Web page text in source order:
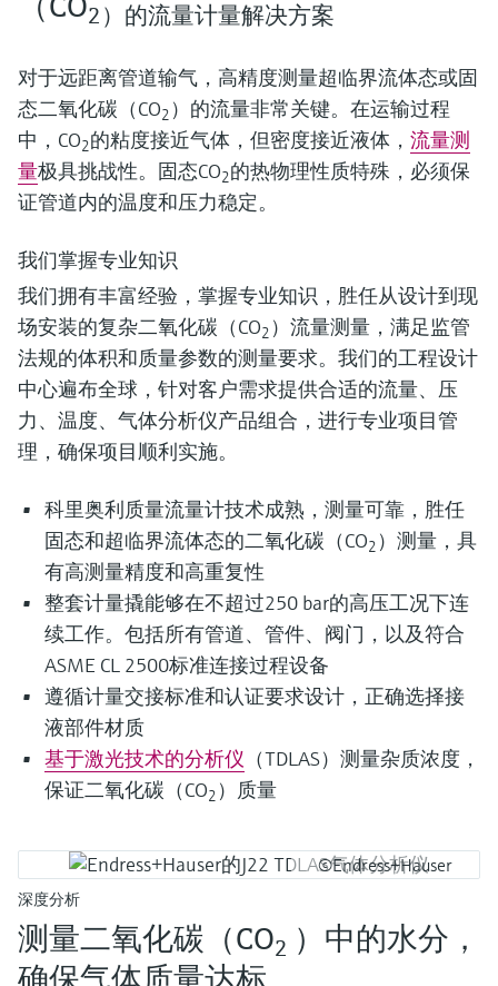
2）的流量计量解决方案
对于远距离管道输气，高精度测量超临界流体态或固
态二氧化碳（CO2 ）的流量非常关键。在运输过程
中，CO2的粘度接近气体，但密度接近液体， 流量测
量极具挑战性。固态CO2的热物理性质特殊，必须保
证管道内的温度和压力稳定。
我们掌握专业知识
我们拥有丰富经验，掌握专业知识，胜任从设计到现
场安装的复杂二氧化碳（CO2 ）流量测量，满足监管
法规的体积和质量参数的测量要求。我们的工程设计
中心遍布全球，针对客户需求提供合适的流量、压
力、温度、气体分析仪产品组合，进行专业项目管
理，确保项目顺利实施。
科里奥利质量流量计技术成熟，测量可靠，胜任
固态和超临界流体态的二氧化碳（CO2 ）测量，具
有高测量精度和高重复性
整套计量撬能够在不超过250 bar的高压工况下连
续工作。包括所有管道、管件、阀门，以及符合
ASME CL 2500标准连接过程设备
遵循计量交接标准和认证要求设计，正确选择接
液部件材质
基于激光技术的分析仪 （TDLAS）测量杂质浓度，
保证二氧化碳（CO2 ）质量
©Endress+Hauser
深度分析
测量二氧化碳（CO2 ）中的水分，